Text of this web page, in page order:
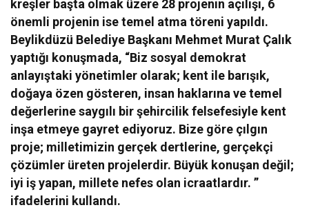
kreşler başta olmak üzere 28 projenin açılışı, 6
önemli projenin ise temel atma töreni yapıldı.
Beylikdüzü Belediye Başkanı Mehmet Murat Çalık
yaptığı konuşmada, “Biz sosyal demokrat
anlayıştaki yönetimler olarak; kent ile barışık,
doğaya özen gösteren, insan haklarına ve temel
değerlerine saygılı bir şehircilik felsefesiyle kent
inşa etmeye gayret ediyoruz. Bize göre çılgın
proje; milletimizin gerçek dertlerine, gerçekçi
çözümler üreten projelerdir. Büyük konuşan değil;
iyi iş yapan, millete nefes olan icraatlardır. ”
ifadelerini kullandı.